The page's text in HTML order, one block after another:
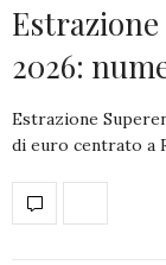
2026:
Estrazione
di euro centrato a